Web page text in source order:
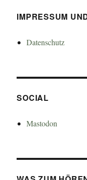
IMPRESSUM
Datenschutz
SOCIAL
Mastodon